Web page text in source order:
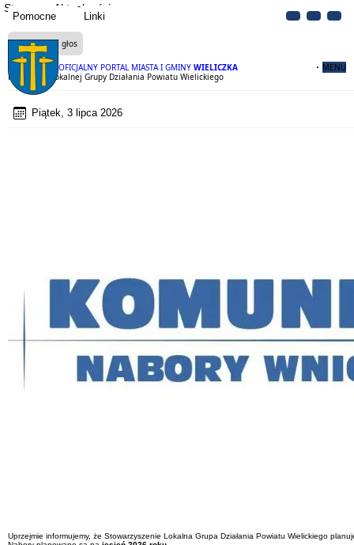
Pomocne Linki
OFICJALNY PORTAL MIASTA I GMINY WIELICZKA MENU
Strona Aktualności
Czytaj na głos
Komunikat Lokalnej Grupy Działania Powiatu Wielickiego
Piątek, 3 lipca 2026
Uprzejmie informujemy, że Stowarzyszenie Lokalna Grupa Działania Powiatu Wielickiego